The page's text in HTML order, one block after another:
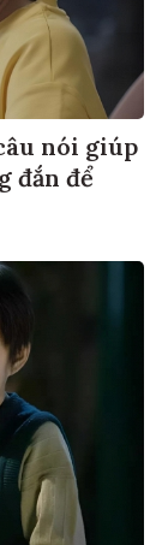
nói giúp
đắn để